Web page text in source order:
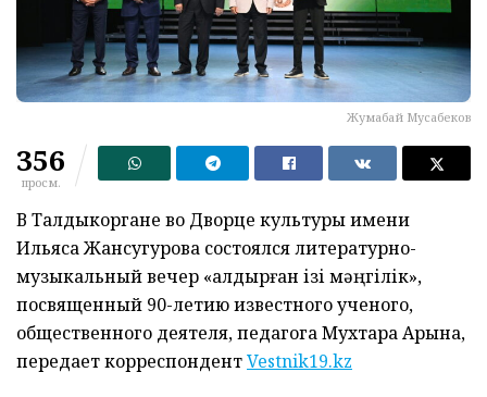
Жумабай Мусабеков
356
просм.
В Талдыкоргане во Дворце культуры имени
Ильяса Жансугурова состоялся литературно-
музыкальный вечер «Қалдырған ізі мәңгілік»,
посвященный 90-летию известного ученого,
общественного деятеля, педагога Мухтара Арына,
передает корреспондентVestnik19.kz